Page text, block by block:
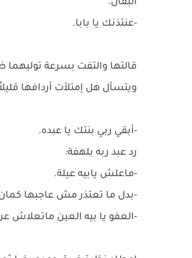
البقال.
-عنئذنك يا بابا.
قالتها والتفت بسرعة
ويتسأل هل إمتلأت أردافها
-أبقي ربي بنتك يا عبده.
رد عبد ربه بلهفة:
-ماعلش يابيه عيلة.
-بدل ما تعتذر مش عاجبها
-العفو يا بيه العين ماتعلاش